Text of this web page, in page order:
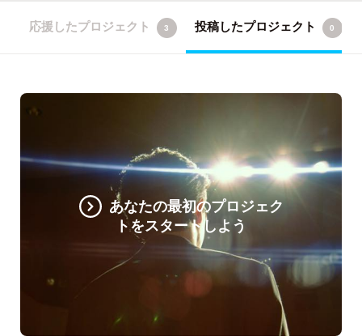
応援したプロジェクト 3 投稿したプロジェクト 0
あなたの最初のプロジェク
トをスタートしよう